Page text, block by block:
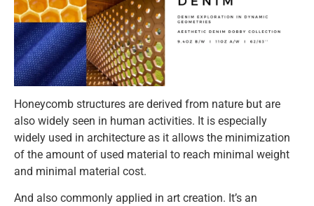
Honeycomb structures are derived from nature but are
also widely seen in human activities. It is especially
widely used in architecture as it allows the minimization
of the amount of used material to reach minimal weight
and minimal material cost.
And also commonly applied in art creation. It’s an